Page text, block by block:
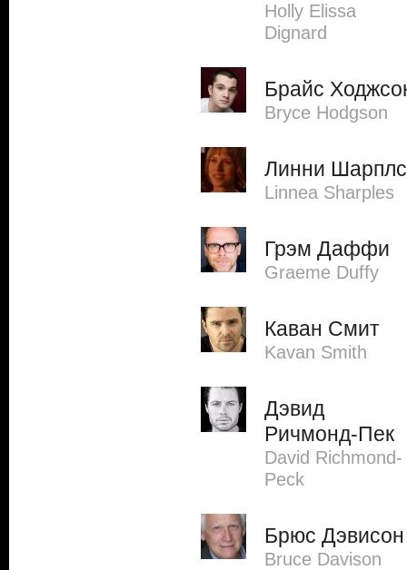
Holly Elissa
Dignard
Брайс
Bryce Hodgson
Линни Шарплс
Linnea Sharples
Грэм Даффи
Graeme Duffy
Каван Смит
Kavan Smith
Дэвид
Ричмонд-Пек
David Richmond-
Peck
Брюс Дэвисон
Bruce Davison